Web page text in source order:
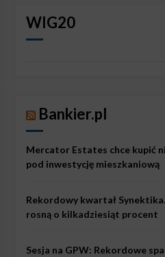
WIG20
Bankier.pl
Mercator Estates chce kupić
pod inwestycję mieszkaniową
Rekordowy kwartał
rosną o kilkadziesiąt procent
Sesja na GPW: Rekordowe